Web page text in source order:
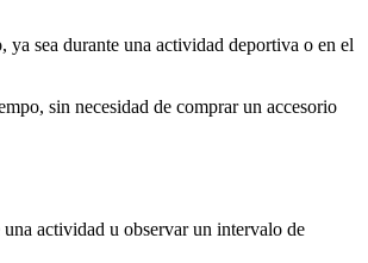
sea durante una actividad deportiva o en el
sin necesidad de comprar un accesorio
actividad u observar un intervalo de